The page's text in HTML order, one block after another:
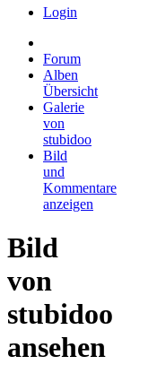
Login
Forum
Alben
Übersicht
Galerie
von
stubidoo
Bild
und
Kommentare
anzeigen
Bild
von
stubidoo
ansehen